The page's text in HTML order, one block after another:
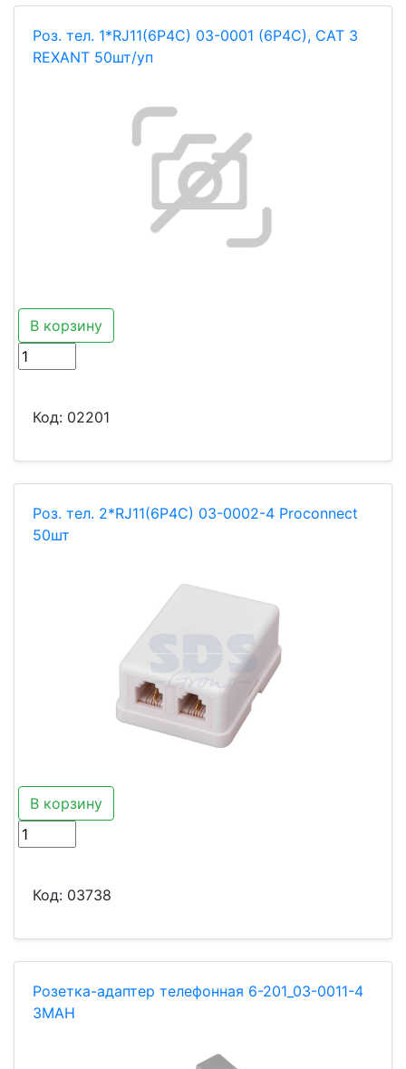
Роз. тел. 1*RJ11(6Р4С) 03-0001 (6P4C), CAT 3
REXANT 50шт/уп
В корзину
Код: 02201
Роз. тел. 2*RJ11(6Р4С) 03-0002-4 Proconnect
50шт
В корзину
Код: 03738
Розетка-адаптер телефонная 6-201_03-0011-4
ЗМАН